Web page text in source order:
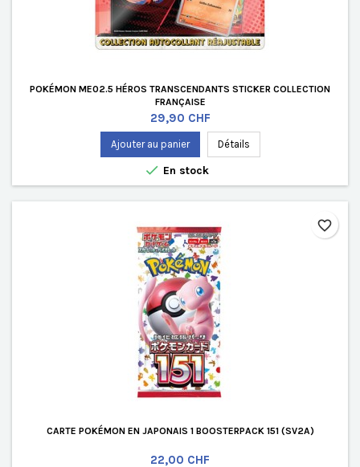
POKÉMON ME02.5 HÉROS TRANSCENDANTS STICKER COLLECTION
FRANÇAISE
Prix
29,90 CHF
Ajouter au panier Détails
 En stock
CARTE POKÉMON EN JAPONAIS 1 BOOSTERPACK 151 (SV2A)
Prix
22,00 CHF
favorite_border